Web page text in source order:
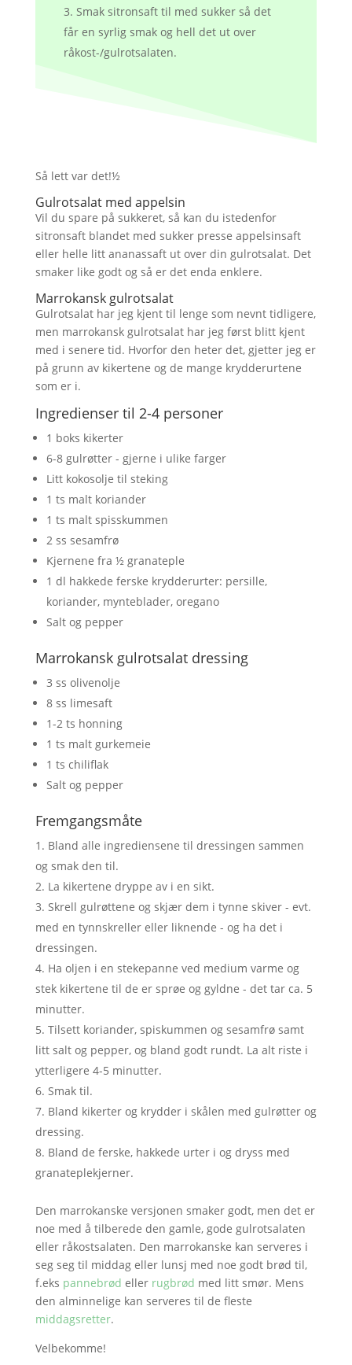
Smak sitronsaft til med sukker så det
får en syrlig smak og hell det ut over
råkost-/gulrotsalaten.
Så lett var det!½
Gulrotsalat med appelsin
Vil du spare på sukkeret, så kan du istedenfor
sitronsaft blandet med sukker presse appelsinsaft
eller helle litt ananassaft ut over din gulrotsalat. Det
smaker like godt og så er det enda enklere.
Marrokansk gulrotsalat
Gulrotsalat har jeg kjent til lenge som nevnt tidligere,
men marrokansk gulrotsalat har jeg først blitt kjent
med i senere tid. Hvorfor den heter det, gjetter jeg er
på grunn av kikertene og de mange krydderurtene
som er i.
Ingredienser til 2-4 personer
1 boks kikerter
6-8 gulrøtter - gjerne i ulike farger
Litt kokosolje til steking
1 ts malt koriander
1 ts malt spisskummen
2 ss sesamfrø
Kjernene fra ½ granateple
1 dl hakkede ferske krydderurter: persille,
koriander, mynteblader, oregano
Salt og pepper
Marrokansk gulrotsalat dressing
3 ss olivenolje
8 ss limesaft
1-2 ts honning
1 ts malt gurkemeie
1 ts chiliflak
Salt og pepper
Fremgangsmåte
Bland alle ingrediensene til dressingen sammen
og smak den til.
La kikertene dryppe av i en sikt.
Skrell gulrøttene og skjær dem i tynne skiver - evt.
med en tynnskreller eller liknende - og ha det i
dressingen.
Ha oljen i en stekepanne ved medium varme og
stek kikertene til de er sprøe og gyldne - det tar ca. 5
minutter.
Tilsett koriander, spiskummen og sesamfrø samt
litt salt og pepper, og bland godt rundt. La alt riste i
ytterligere 4-5 minutter.
Smak til.
Bland kikerter og krydder i skålen med gulrøtter og
dressing.
Bland de ferske, hakkede urter i og dryss med
granateplekjerner.
Den marrokanske versjonen smaker godt, men det er
noe med å tilberede den gamle, gode gulrotsalaten
eller råkostsalaten. Den marrokanske kan serveres i
seg seg til middag eller lunsj med noe godt brød til,
f.eks pannebrød eller rugbrød med litt smør. Mens
den alminnelige kan serveres til de fleste
middagsretter.
Velbekomme!